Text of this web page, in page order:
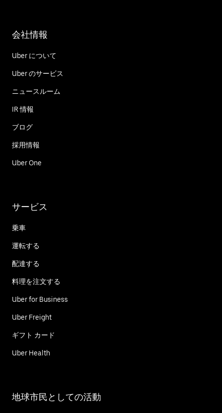
会社情報
Uber について
Uber のサービス
ニュースルーム
IR 情報
ブログ
採用情報
Uber One
サービス
乗車
運転する
配達する
料理を注文する
Uber for Business
Uber Freight
ギフト カード
Uber Health
地球市民としての活動